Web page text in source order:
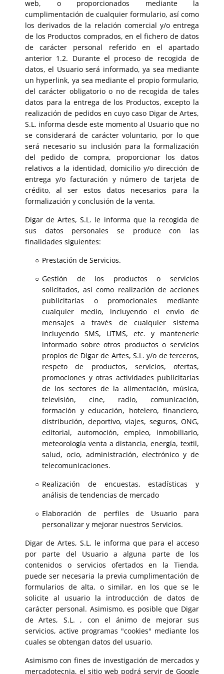
web, o proporcionados mediante la
cumplimentación de cualquier formulario, así como
los derivados de la relación comercial y/o entrega
de los Productos comprados, en el fichero de datos
de carácter personal referido en el apartado
anterior 1.2. Durante el proceso de recogida de
datos, el Usuario será informado, ya sea mediante
un hyperlink, ya sea mediante el propio formulario,
del carácter obligatorio o no de recogida de tales
datos para la entrega de los Productos, excepto la
realización de pedidos en cuyo caso Digar de Artes,
S.L. informa desde este momento al Usuario que no
se considerará de carácter voluntario, por lo que
será necesario su inclusión para la formalización
del pedido de compra, proporcionar los datos
relativos a la identidad, domicilio y/o dirección de
entrega y/o facturación y número de tarjeta de
crédito, al ser estos datos necesarios para la
formalización y conclusión de la venta.
Digar de Artes, S.L. le informa que la recogida de
sus datos personales se produce con las
finalidades siguientes:
Prestación de Servicios.
Gestión de los productos o servicios
solicitados, así como realización de acciones
publicitarias o promocionales mediante
cualquier medio, incluyendo el envío de
mensajes a través de cualquier sistema
incluyendo SMS, UTMS, etc. y mantenerle
informado sobre otros productos o servicios
propios de Digar de Artes, S.L. y/o de terceros,
respeto de productos, servicios, ofertas,
promociones y otras actividades publicitarias
de los sectores de la alimentación, música,
televisión, cine, radio, comunicación,
formación y educación, hotelero, financiero,
distribución, deportivo, viajes, seguros, ONG,
editorial, automoción, empleo, inmobiliario,
meteorología venta a distancia, energía, textil,
salud, ocio, administración, electrónico y de
telecomunicaciones.
Realización de encuestas, estadísticas y
análisis de tendencias de mercado
Elaboración de perfiles de Usuario para
personalizar y mejorar nuestros Servicios.
Digar de Artes, S.L. le informa que para el acceso
por parte del Usuario a alguna parte de los
contenidos o servicios ofertados en la Tienda,
puede ser necesaria la previa cumplimentación de
formularios de alta, o similar, en los que se le
solicite al usuario la introducción de datos de
carácter personal. Asimismo, es posible que Digar
de Artes, S.L. , con el ánimo de mejorar sus
servicios, active programas "cookies" mediante los
cuales se obtengan datos del usuario.
Asimismo con fines de investigación de mercados y
mercadotecnia, el sitio web podrá servir de Google